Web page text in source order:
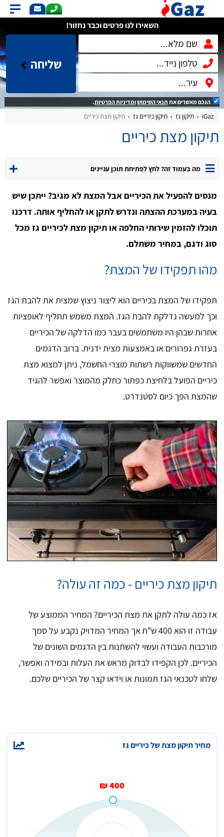
השאירו לנו פרטים וכבר נחזור!
שליחה
הנכם מאשרים את תנאי השימושומדיניות הפרטיות.
iGaz תיקון גז תיקון כיריים גז תיקון מצת כיריים
תיקון מצת כיריים
מה בעמוד זה? לחץ לפתיחת תוכן עניינים
מנסים להפעיל את הכיריים אבל המצת לא מגיב? ייתכן שיש
בעיה במערכת ההצתה ונדרש לתקן או להחליף אותה. דרכנו
תוכלו להזמין שירותי החלפה או תיקון מצת לכיריים גז מכל
סוג ודגם, במחיר משתלם.
מהו תפקידו של המצת?
תפקידו של המצת בכיריים הוא ליצור ניצוץ שמצית את להבת הגז
וכך למעשה נדלקת להבת הגז. המצת משמש תחליף לאופציות
אחרות שבהן היו משתמשים בעבר כמו הדלקה של הכיריים
בעזרת גפרורים או באמצעות מצית ידנית. ברוב הדגמים
החדשים שמשווקות רשתות מוצרי החשמל, ניתן למצוא מצת
כיריים הפועל בלחיצת כפתור כחלק מהמוצר ואפשר להגיד
שהמצת הפך כיום לסטנדרט.
תיקון מצת כיריים - כמה זה עולה?
אז כמה עולה לתקן את מצת הכיריים? המחיר הממוצע של
עבודה זו הוא 400 ש"ח אך המחיר המדויק נקבע על סמך
מורכבות העבודה ועשוי להשתנות בין הדגמים השונים של
הכיריים. לכן הקפידו לבדוק מראש את העלות ובמידה ואפשר,
שלחו לטכנאי הגז תמונות או וידאו קצר של הכיריים שלכם.
מחיר תיקון מצת של כיריים גז
400 ₪